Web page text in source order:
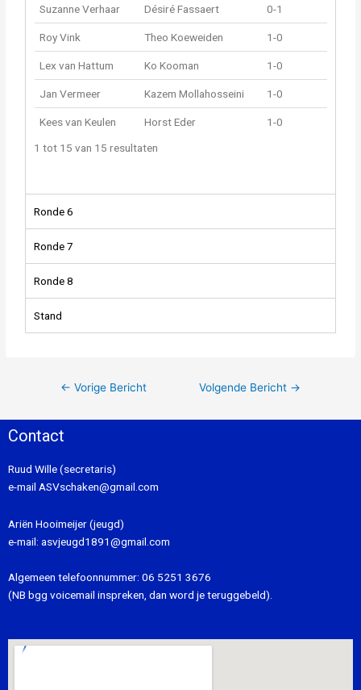
Suzanne Verhaar Désiré Fassaert 0-1
Roy Vink Theo Koeweiden 1-0
Lex van Hattum Ko Kooman 1-0
Jan Vermeer Kazem Mollahosseini 1-0
Kees van Keulen Horst Eder
1-0
1 tot 15 van 15 resultaten
Ronde 6
Ronde 7
Ronde 8
Stand
← Vorige Bericht Volgende Bericht →
Contact
Ruud Wille (secretaris)
e-mail ASVschaken@gmail.com
Ariën Hooimeijer (jeugd)
e-mail: asvjeugd1891@gmail.com
Algemeen telefoonnummer: 06 5251 3676
(NB bgg voicemail inspreken, dan word je teruggebeld).